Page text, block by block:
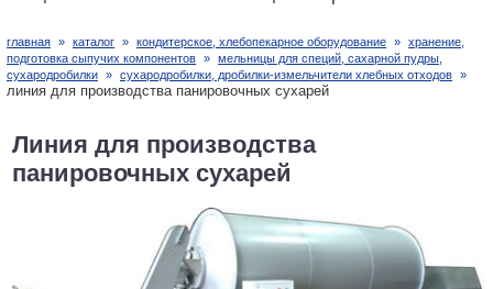
главная » каталог » кондитерское, хлебопекарное оборудование » хранение,
подготовка сыпучих компонентов » мельницы для специй, сахарной пудры,
сухародробилки » сухародробилки, дробилки-измельчители хлебных отходов »
линия для производства панировочных сухарей
Линия для производства
панировочных сухарей